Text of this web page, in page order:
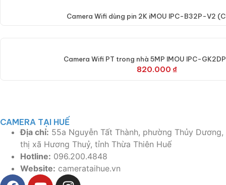
Camera Wifi dùng pin 2K iMOU IPC-B32P-V2
Camera Wifi PT trong nhà 5MP IMOU IPC-
820.000 ₫
CAMERA TẠI HUẾ
Địa chỉ: 55a Nguyễn Tất Thành, phường Thủy Dương,
thị xã Hương Thuỷ, tỉnh Thừa Thiên Huế
Hotline: 096.200.4848
Website: camerataihue.vn